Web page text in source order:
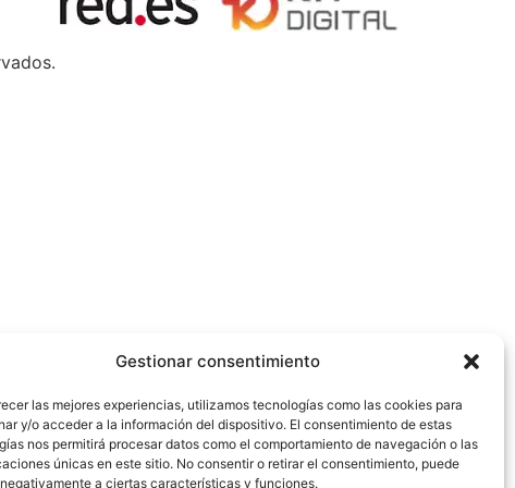
Gestionar consentimiento
las mejores experiencias, utilizamos tecnologías como las cookies para
y/o acceder a la información del dispositivo. El consentimiento de estas
nos permitirá procesar datos como el comportamiento de navegación o las
únicas en este sitio. No consentir o retirar el consentimiento, puede
a ciertas características y funciones.